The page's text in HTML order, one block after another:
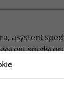
asystent
stanowisk